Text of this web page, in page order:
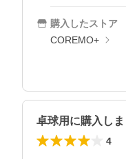
購入したストア
COREMO+
卓球用に購入し
4